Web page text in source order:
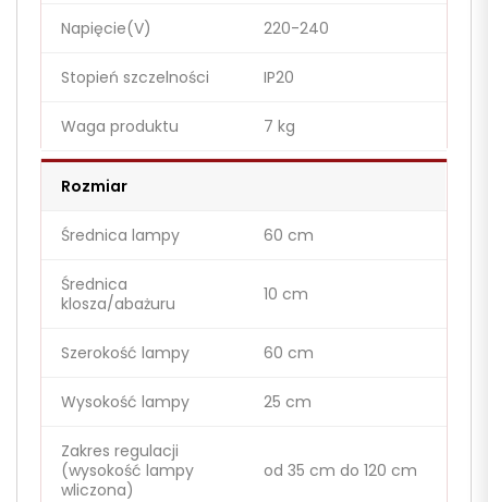
Napięcie(V) 220-240
Stopień szczelności IP20
Waga produktu 7 kg
Rozmiar
Średnica lampy 60 cm
Średnica
klosza/abażuru
10 cm
Szerokość lampy 60 cm
Wysokość lampy 25 cm
Zakres regulacji
(wysokość lampy
wliczona)
od 35 cm do 120 cm